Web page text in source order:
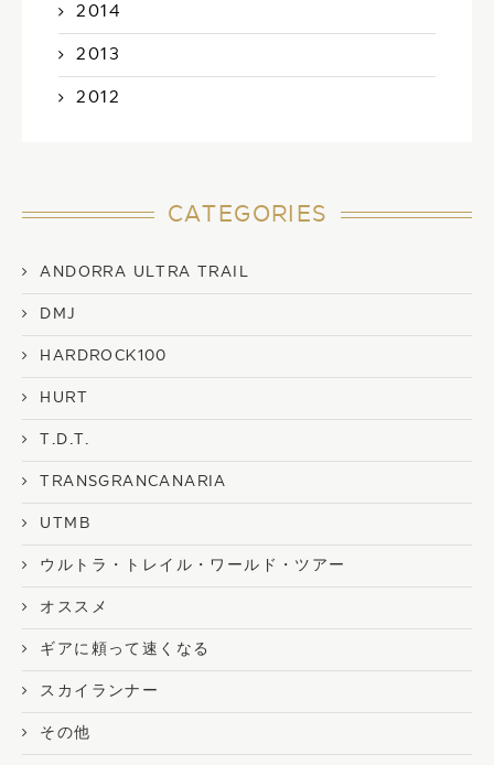
2014
2013
2012
CATEGORIES
ANDORRA ULTRA TRAIL
DMJ
HARDROCK100
HURT
T.D.T.
TRANSGRANCANARIA
UTMB
ウルトラ・トレイル・ワールド・ツアー
オススメ
ギアに頼って速くなる
スカイランナー
その他